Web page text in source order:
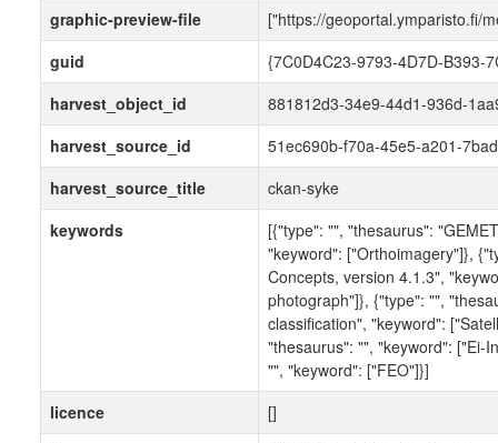
graphic-preview-file
["https://geoportal.ymparisto.fi/
guid
{7C0D4C23-9793-4D7D-B393-
harvest_object_id
881812d3-34e9-44d1-936d-
harvest_source_id
51ec690b-f70a-45e5-a201-
harvest_source_title
ckan-syke
keywords
[{"type": "", "thesaurus":
"keyword": ["Orthoimagery"]},
Concepts, version 4.1.3",
photograph"]}, {"type": "",
classification", "keyword":
"thesaurus": "", "keyword": ["Ei-
"", "keyword": ["FEO"]}]
licence
[]